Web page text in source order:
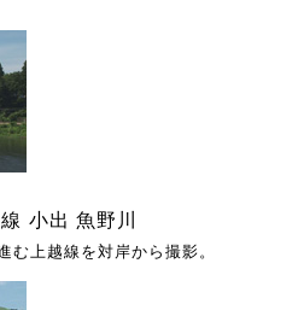
小出 魚野川
む上越線を対岸から撮影。